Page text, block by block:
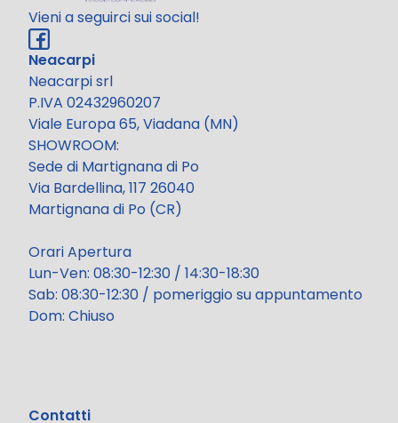
Vieni a seguirci sui social!
Neacarpi
Neacarpi srl
P.IVA 02432960207
Viale Europa 65, Viadana (MN)
SHOWROOM:
Sede di Martignana di Po
Via Bardellina, 117 26040
Martignana di Po (CR)
Orari Apertura
Lun-Ven: 08:30-12:30 / 14:30-18:30
Sab: 08:30-12:30 / pomeriggio su appuntamento
Dom: Chiuso
Contatti